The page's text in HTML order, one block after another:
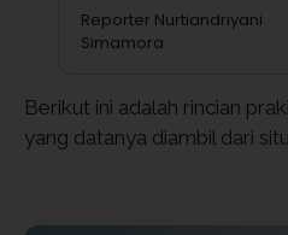
Reporter Nurtiandriyani
Simamora
Berikut ini adalah rincian
yang datanya diambil dari